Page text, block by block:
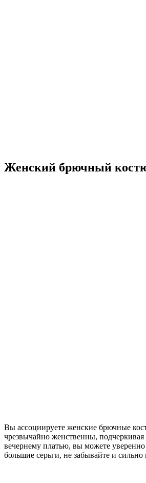
Женский брючный
Вы ассоциируете женские брючные
чрезвычайно женственны,
вечернему платью, вы можете
большие серьги, не забывайте и